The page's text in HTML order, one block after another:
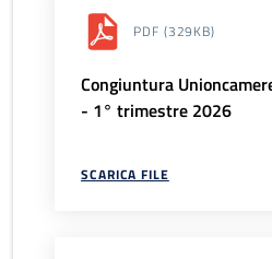
PDF (329KB)
Congiuntura
- 1° trimestre 2026
SCARICA FILE